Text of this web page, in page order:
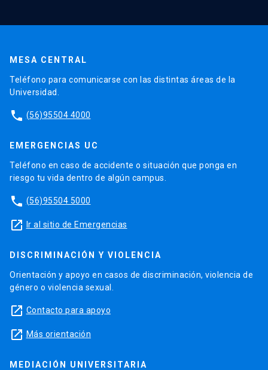
MESA CENTRAL
Teléfono para comunicarse con las distintas áreas de la
Universidad.
phone (56)95504 4000
EMERGENCIAS UC
Teléfono en caso de accidente o situación que ponga en
riesgo tu vida dentro de algún campus.
phone (56)95504 5000
launch Ir al sitio de Emergencias
DISCRIMINACIÓN Y VIOLENCIA
Orientación y apoyo en casos de discriminación, violencia de
género o violencia sexual.
launch Contacto para apoyo
launch Más orientación
MEDIACIÓN UNIVERSITARIA